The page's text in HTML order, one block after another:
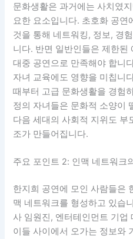
문화생활은 과거에는 사치였
요한 요소입니다. 초호화 공연
것을 통해 네트워킹, 정보, 경
니다. 반면 일반인들은 제한된
대중 공연으로 만족해야 합니
자녀 교육에도 영향을 미칩니
때부터 고급 문화생활을 경험
정의 자녀들은 문화적 소양이
다음 세대의 사회적 지위도 부
조가 만들어집니다.
주요 포인트 2: 인맥 네트워크
한지희 공연에 모인 사람들은
맥 네트워크를 형성하고 있습
사 임원진, 엔터테인먼트 기업
이들 사이에서 오가는 정보와